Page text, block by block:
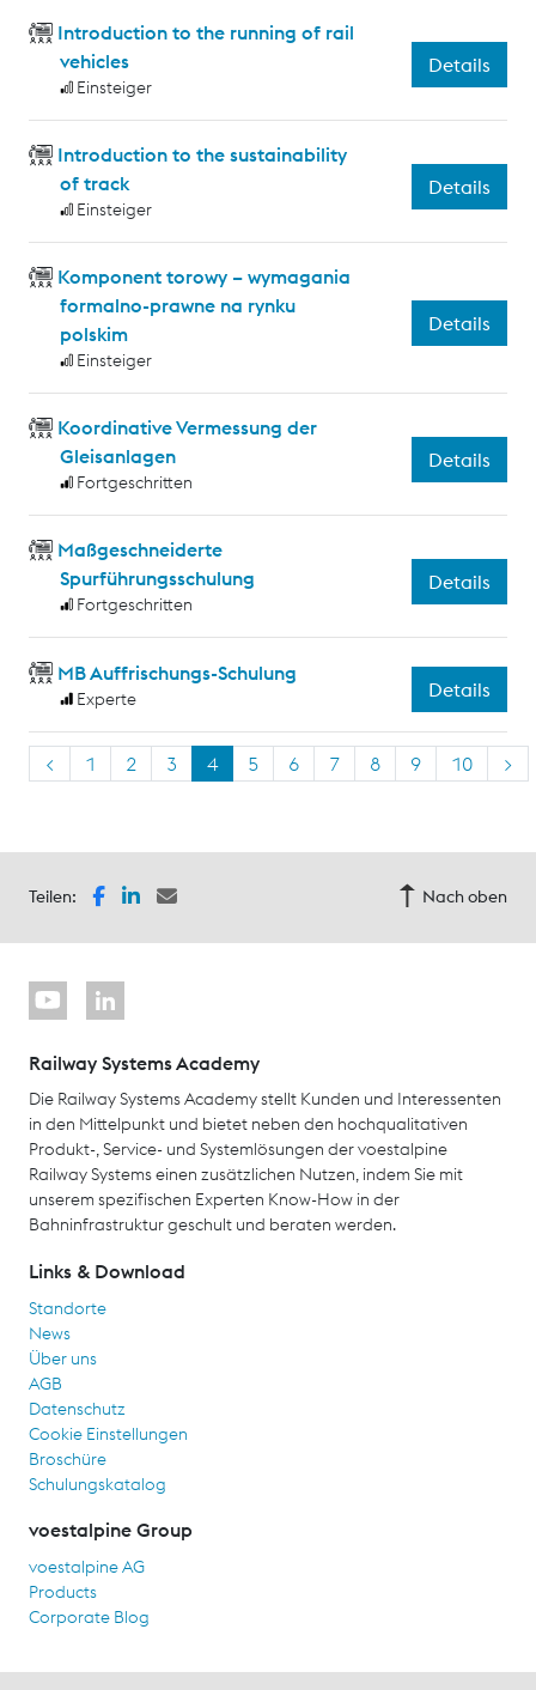
Introduction to the running of rail
vehicles
Einsteiger
Details
Introduction to the sustainability
of track
Einsteiger
Details
Komponent torowy – wymagania
formalno-prawne na rynku
polskim
Einsteiger
Details
Koordinative Vermessung der
Gleisanlagen
Fortgeschritten
Details
Maßgeschneiderte
Spurführungsschulung
Fortgeschritten
Details
MB Auffrischungs-Schulung
Experte Details
< 1 2 3 4 5 6 7 8 9 10 >
Teilen: Nach oben
Railway Systems Academy
Die Railway Systems Academy stellt Kunden und Interessenten
in den Mittelpunkt und bietet neben den hochqualitativen
Produkt-, Service- und Systemlösungen der voestalpine
Railway Systems einen zusätzlichen Nutzen, indem Sie mit
unserem spezifischen Experten Know-How in der
Bahninfrastruktur geschult und beraten werden.
Links & Download
Standorte
News
Über uns
AGB
Datenschutz
Cookie Einstellungen
Broschüre
Schulungskatalog
voestalpine Group
voestalpine AG
Products
Corporate Blog